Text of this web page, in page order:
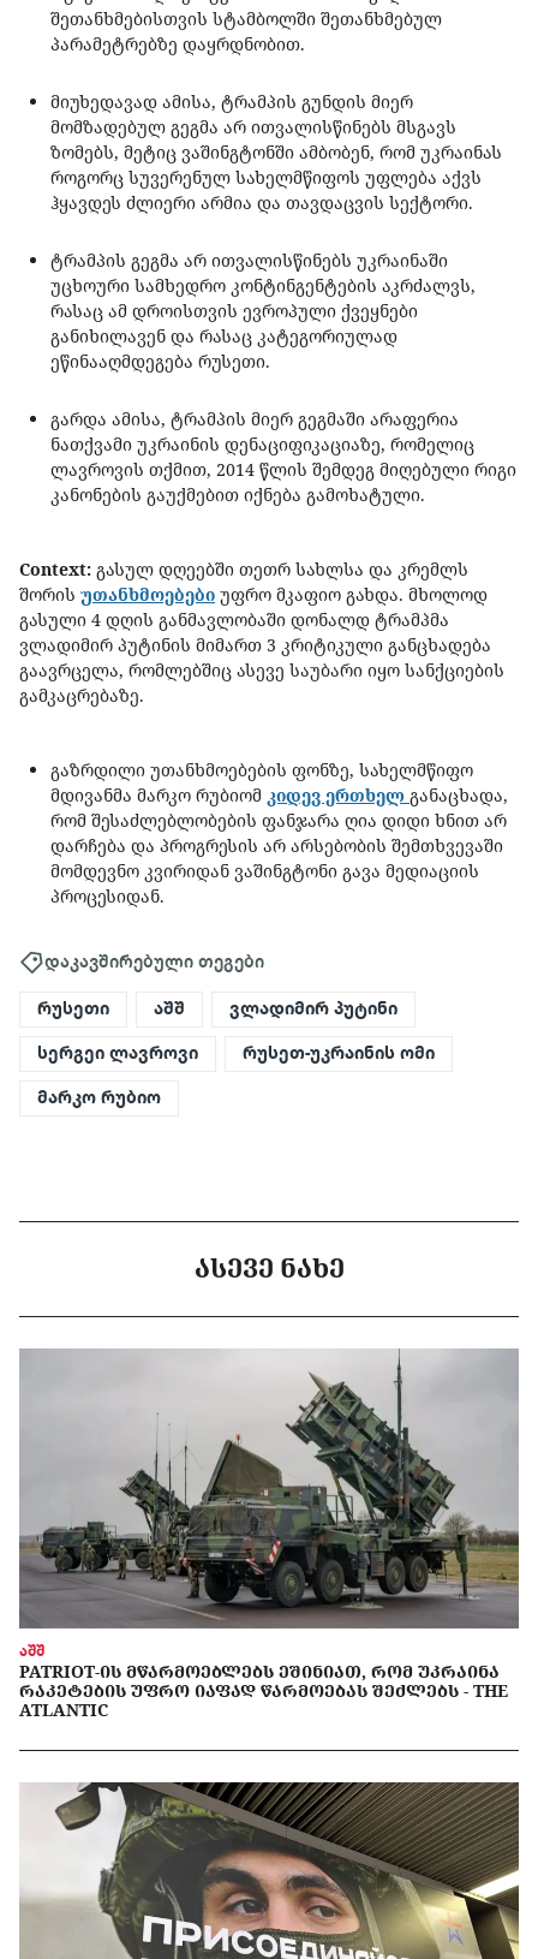
შეთანხმებისთვის სტამბოლში შეთანხმებულ
პარამეტრებზე დაყრდნობით.
მიუხედავად ამისა, ტრამპის გუნდის მიერ
მომზადებულ გეგმა არ ითვალისწინებს მსგავს
ზომებს, მეტიც ვაშინგტონში ამბობენ, რომ უკრაინას
როგორც სუვერენულ სახელმწიფოს უფლება აქვს
ჰყავდეს ძლიერი არმია და თავდაცვის სექტორი.
ტრამპის გეგმა არ ითვალისწინებს უკრაინაში
უცხოური სამხედრო კონტინგენტების აკრძალვს,
რასაც ამ დროისთვის ევროპული ქვეყნები
განიხილავენ და რასაც კატეგორიულად
ეწინააღმდეგება რუსეთი.
გარდა ამისა, ტრამპის მიერ გეგმაში არაფერია
ნათქვამი უკრაინის დენაციფიკაციაზე, რომელიც
ლავროვის თქმით, 2014 წლის შემდეგ მიღებული რიგი
კანონების გაუქმებით იქნება გამოხატული.
Context: გასულ დღეებში თეთრ სახლსა და კრემლს
შორის უთანხმოებები უფრო მკაფიო გახდა. მხოლოდ
გასული 4 დღის განმავლობაში დონალდ ტრამპმა
ვლადიმირ პუტინის მიმართ 3 კრიტიკული განცხადება
გაავრცელა, რომლებშიც ასევე საუბარი იყო სანქციების
გამკაცრებაზე.
გაზრდილი უთანხმოებების ფონზე, სახელმწიფო
მდივანმა მარკო რუბიომ კიდევ ერთხელ განაცხადა,
რომ შესაძლებლობების ფანჯარა ღია დიდი ხნით არ
დარჩება და პროგრესის არ არსებობის შემთხვევაში
მომდევნო კვირიდან ვაშინგტონი გავა მედიაციის
პროცესიდან.
დაკავშირებული თეგები
რუსეთი აშშ ვლადიმირ პუტინი
სერგეი ლავროვი რუსეთ-უკრაინის ომი
მარკო რუბიო
ᲐᲡᲔᲕᲔ ᲜᲐᲮᲔ
აშშ
PATRIOT-ᲘᲡ ᲛᲬᲐᲠᲛᲝᲔᲑᲚᲔᲑᲡ ᲔᲨᲘᲜᲘᲐᲗ, ᲠᲝᲛ ᲣᲙᲠᲐᲘᲜᲐ
ᲠᲐᲙᲔᲢᲔᲑᲘᲡ ᲣᲤᲠᲝ ᲘᲐᲤᲐᲓ ᲬᲐᲠᲛᲝᲔᲑᲐᲡ ᲨᲔᲫᲚᲔᲑᲡ - THE
ATLANTIC